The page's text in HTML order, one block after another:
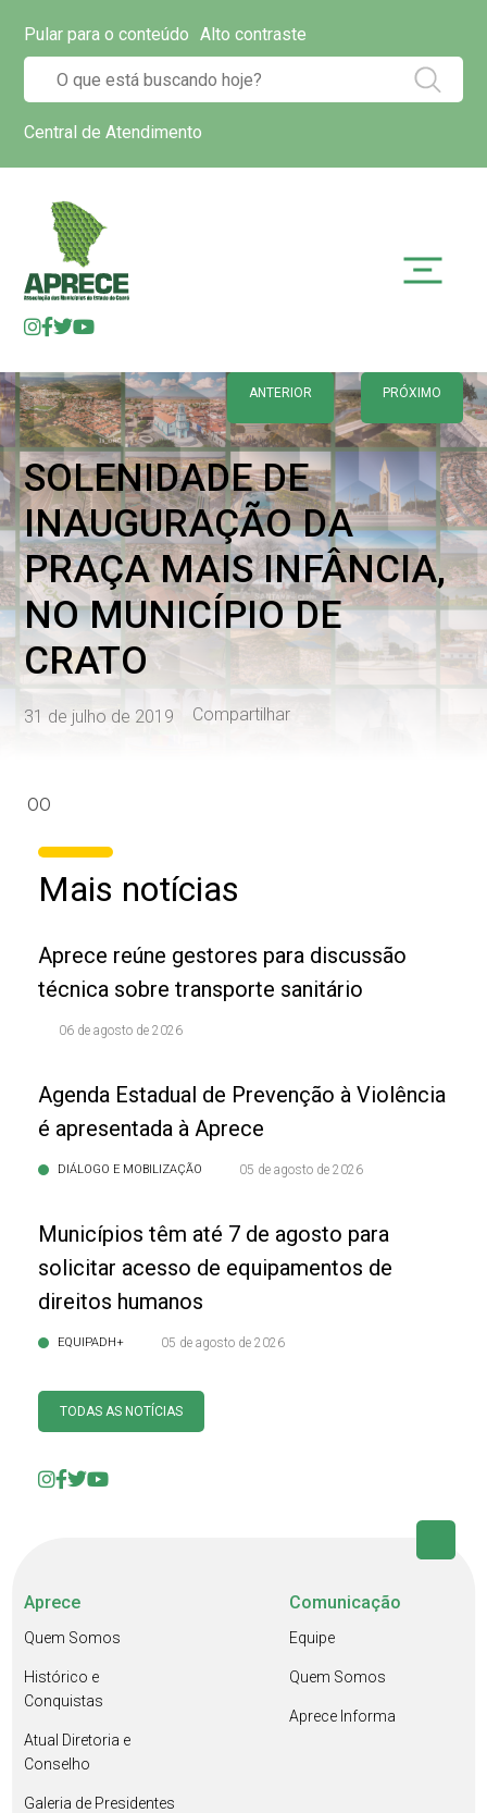
Pular para o conteúdo Alto contraste
Central de Atendimento
ANTERIOR PRÓXIMO
SOLENIDADE DE
INAUGURAÇÃO DA
PRAÇA MAIS INFÂNCIA,
NO MUNICÍPIO DE
CRATO
31 de julho de 2019 Compartilhar
00
Mais notícias
Aprece reúne gestores para discussão
técnica sobre transporte sanitário
06 de agosto de 2026
Agenda Estadual de Prevenção à Violência
é apresentada à Aprece
DIÁLOGO E MOBILIZAÇÃO 05 de agosto de 2026
Municípios têm até 7 de agosto para
solicitar acesso de equipamentos de
direitos humanos
EQUIPADH+ 05 de agosto de 2026
TODAS AS NOTÍCIAS
Aprece
Quem Somos
Histórico e
Conquistas
Atual Diretoria e
Conselho
Galeria de Presidentes
Comunicação
Equipe
Quem Somos
Aprece Informa